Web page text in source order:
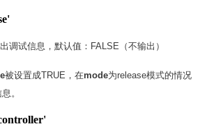
调试信息，默认值：FALSE（不输出）
被设置成TRUE，在mode为release模式的情况
。